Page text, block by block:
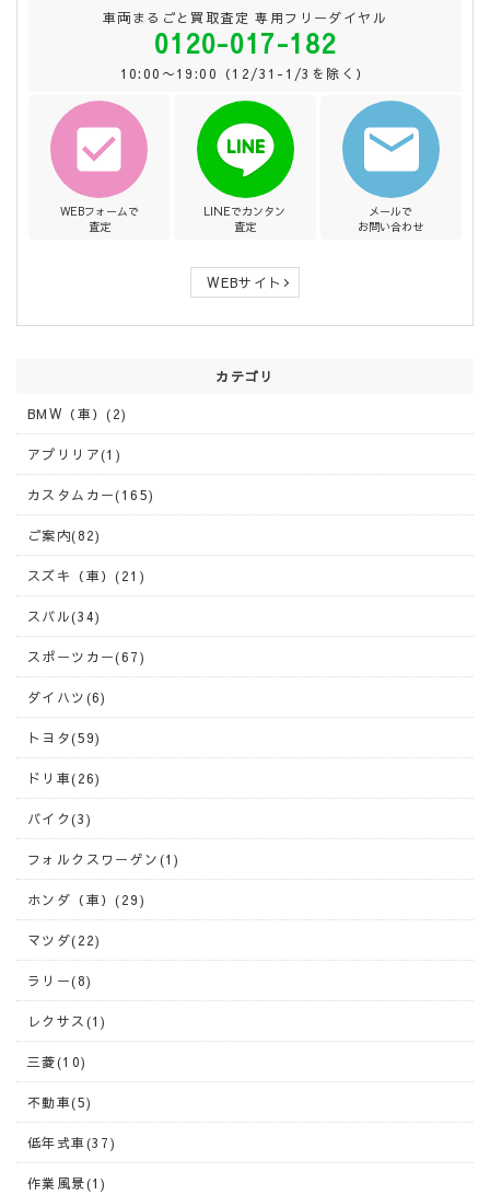
車両まるごと買取査定 専用フリーダイヤル
0120-017-182
10:00〜19:00（12/31-1/3を除く）
WEBフォームで
査定
LINEでカンタン
査定
メールで
お問い合わせ
WEBサイト
カテゴリ
BMW（車）(2)
アプリリア(1)
カスタムカー(165)
ご案内(82)
スズキ（車）(21)
スバル(34)
スポーツカー(67)
ダイハツ(6)
トヨタ(59)
ドリ車(26)
バイク(3)
フォルクスワーゲン(1)
ホンダ（車）(29)
マツダ(22)
ラリー(8)
レクサス(1)
三菱(10)
不動車(5)
低年式車(37)
作業風景(1)